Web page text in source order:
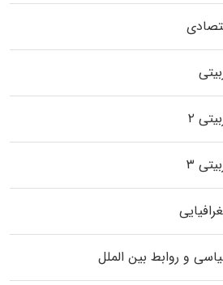
۲
۳
و روابط بین الملل